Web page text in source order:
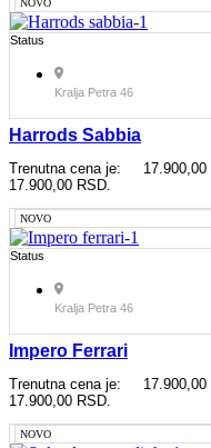
Status
Kralja Petra 46
Harrods Sabbia
17.900,00
Trenutna cena je:
17.900,00 RSD.
NOVO
Status
Kralja Petra 46
Impero Ferrari
17.900,00
Trenutna cena je:
17.900,00 RSD.
NOVO